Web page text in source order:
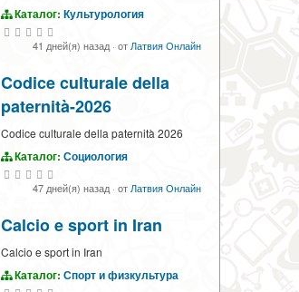
Каталог: Культурология
41 дней(я) назад· отЛатвия Онлайн
Codice culturale della
paternità-2026
Codice culturale della paternità 2026
Каталог: Социология
47 дней(я) назад· отЛатвия Онлайн
Calcio e sport in Iran
Calcio e sport in Iran
Каталог: Спорт и физкультура